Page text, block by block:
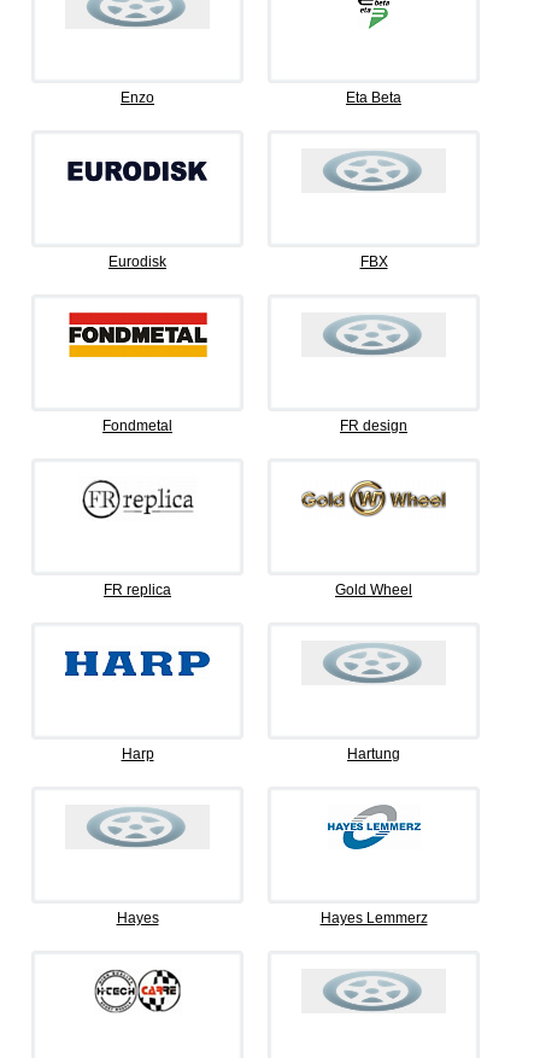
Enzo Eta Beta
Eurodisk FBX
Fondmetal FR design
FR replica Gold Wheel
Harp Hartung
Hayes Hayes Lemmerz